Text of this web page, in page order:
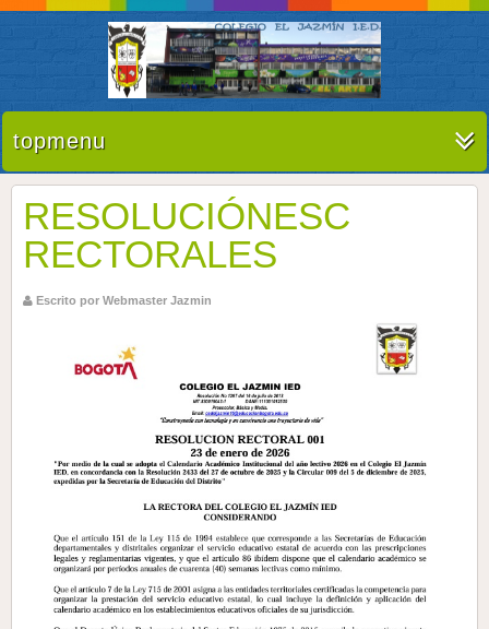
topmenu
RESOLUCIÓNESC
RECTORALES
Escrito por Webmaster Jazmin